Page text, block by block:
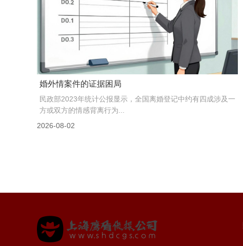
丈夫保存的1800页聊天记录到底...
2024年，司法大数据研究院发布了一份婚姻家事纠纷专题报
告，里面有个数据值得我们所有人关注：在涉及离婚...
2026-08-03